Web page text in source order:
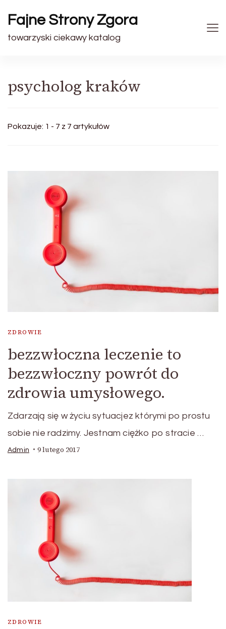
Fajne Strony Zgora
towarzyski ciekawy katalog
psycholog kraków
Pokazuje: 1 - 7 z 7 artykułów
ZDROWIE
bezzwłoczna leczenie to
bezzwłoczny powrót do
zdrowia umysłowego.
Zdarzają się w życiu sytuacjez którymi po prostu
sobie nie radzimy. Jestnam ciężko po stracie …
Admin 9 lutego 2017
ZDROWIE